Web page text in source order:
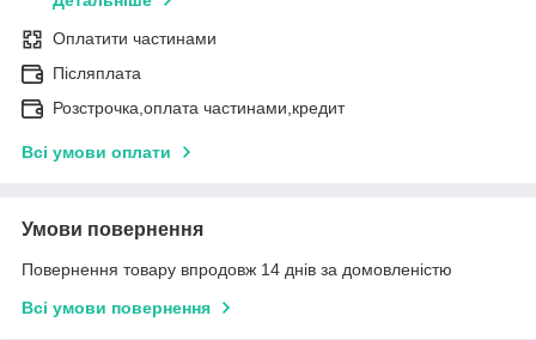
Оплатити частинами
Післяплата
Розстрочка,оплата частинами,кредит
Всі умови оплати
Умови повернення
Повернення товару впродовж 14 днів за домовленістю
Всі умови повернення